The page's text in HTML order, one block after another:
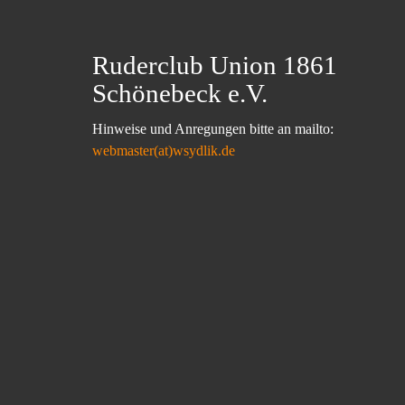
Ruderclub Union 1861
Schönebeck e.V.
Hinweise und Anregungen bitte an mailto:
webmaster(at)wsydlik.de